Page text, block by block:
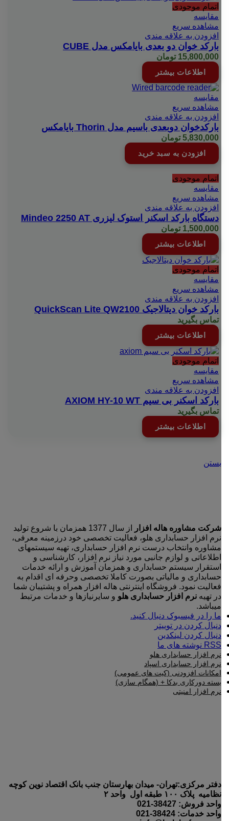
اتمام موجودی
مقایسه
مشاهده سریع
افزودن به علاقه مندی
بارکد خوان دو بعدی بایامکس مدل CUBE
15,800,000 تومان
اطلاعات بیشتر
مقایسه
مشاهده سریع
افزودن به علاقه مندی
بارکدخوان دوبعدی باسیم مدل Thorin بایامکس
5,830,000 تومان
افزودن به سبد خرید
اتمام موجودی
مقایسه
مشاهده سریع
افزودن به علاقه مندی
دستگاه بارکد اسکنر استوک لیزری Mindeo 2250 AT
1,500,000 تومان
اطلاعات بیشتر
اتمام موجودی
مقایسه
مشاهده سریع
افزودن به علاقه مندی
بارکد خوان دیتالاجیک QuickScan Lite QW2100
تماس بگیرید
اطلاعات بیشتر
اتمام موجودی
مقایسه
مشاهده سریع
افزودن به علاقه مندی
بارکد اسکنر بی سیم AXIOM HY-10 WT
تماس بگیرید
اطلاعات بیشتر
بستن
شرکت مشاوره هاله افزار
از سال 1377 همزمان با شروع تولید
نرم افزار حسابداری هلو، فعالیت تخصصی خود درزمینه معرفی،
مشاوره وانتخاب درست نرم افزار حسابداری، تهیه سیستمهای
اطلاعاتی و لوازم جانبی مورد نیاز نرم افزار، کارشناسی و
استقرار سیستم حسابداری و همزمان آموزش و ارائه خدمات
حسابداری و مالیاتی بصورت کاملا تخصصی وحرفه ای اقدام به
فعالیت نمود. فروشگاه اینترنتی هاله افزار همراه و پشتیبان شما
در تهیه نرم افزار حسابداری هلو و سایرنیازها و خدمات مرتبط
میباشد.
ما را در فیسبوک دنبال کنید.
دنبال کردن در توییتر
دنبال کردن لینکدین
RSS نوشته های ما
نرم افزار حسابداری هلو
نرم افزار حسابداری اسپاد
امکانات افزودنی (کیت های عمومی)
بسته دورکاری بدکا + (همگام سازی)
نرم افزار امنیتی
دفتر مرکزی:تهران- میدان بهارستان جنب بانک اقتصاد نوین کوچه
نظامیه پلاک ۱۰۰ طبقه اول واحد ۲
واحد فروش: 38427-021
واحد خدمات: 38424-021